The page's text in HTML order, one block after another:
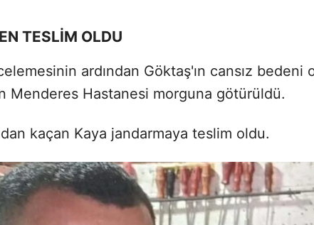
TESLİM OLDU
ardından Göktaş'ın cansız bedeni
Menderes Hastanesi morguna götürüldü.
kaçan Kaya jandarmaya teslim oldu.